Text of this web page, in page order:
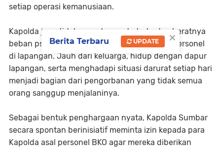
setiap operasi kemanusiaan.
Kapolda juga tidak menutup mata terhadap beratnya
beban psikologis dan fisik yang ditanggung personel
di lapangan. Jauh dari keluarga, hidup dengan dapur
lapangan, serta menghadapi situasi darurat setiap hari
menjadi bagian dari pengorbanan yang tidak semua
orang sanggup menjalaninya.
Sebagai bentuk penghargaan nyata, Kapolda Sumbar
secara spontan berinisiatif meminta izin kepada para
Kapolda asal personel BKO agar mereka diberikan
×
Berita Terbaru UPDATE